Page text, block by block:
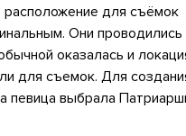
для съёмок
Они проводились
оказалась и
для съемок. Для
певица выбрала